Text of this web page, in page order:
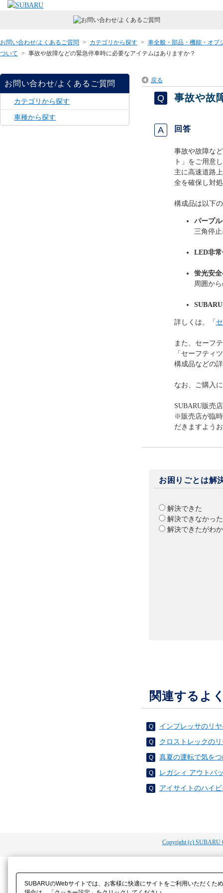
お問い合わせ/よくあるご質問 > カテゴリから探す > 車全般・部品・機能・オプ
ついて > 事故や故障などの緊急停車時に必要なアイテムはありますか？
お問い合わせ/よくあるご質問
カテゴリから探す
車種から探す
戻る
事故や故
回答
事故や故障な
ト」をご用意
主に高速道路
全を確保し対
構成品は以下
パープ
三角停
LED非
蛍光安
周囲か
詳しくは、「
また、セーフ
「セーフティ
構成品などの
なお、ご購入
SUBARU販売
※販売店が臨
だきますよう
お困りごとは解
解決できた
解決できなかった
解決できたがわ
関連するよ
インプレッサのリ
クロストレックの
真夏の運転で気を
レガシィ アウトバ
アイサイトのハイ
Copyright (c) SUBARU
SUBARUのWebサイトでは、お客様に快適にサイトをご利用いただく